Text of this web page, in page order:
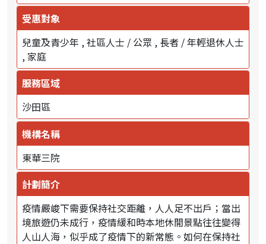
受惠對象
兒童及青少年 社區人士 / 公眾
長者 / 年輕退休人士
家庭
服務區域
沙田區
機構名稱
東華三院
計劃簡介
疫情嚴峻下需要保持社交距離，人人足不出戶；當出
境旅遊仍未成行，疫情緩和時本地休閒景點往往變得
人山人海，似乎成了疫情下的新常態。如何在保持社